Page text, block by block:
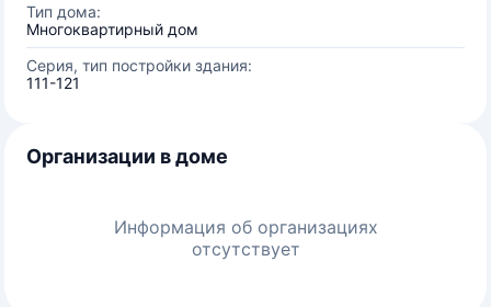
Тип дома:
Многоквартирный дом
Серия, тип постройки здания:
111-121
Организации в доме
Информация об организациях
отсутствует